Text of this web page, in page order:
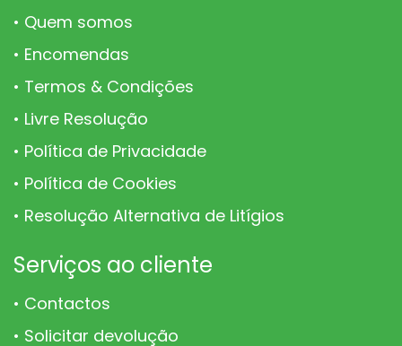
Quem somos
Encomendas
Termos & Condições
Livre Resolução
Política de Privacidade
Política de Cookies
Resolução Alternativa de Litígios
Serviços ao cliente
Contactos
Solicitar devolução